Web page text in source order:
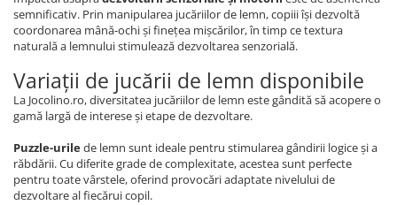
semnificativ. Prin manipularea jucăriilor de lemn, copiii își dezvoltă
coordonarea mână-ochi și finețea mișcărilor, în timp ce textura
naturală a lemnului stimulează dezvoltarea senzorială.
Variații de jucării de lemn disponibile
La Jocolino.ro, diversitatea jucăriilor de lemn este gândită să acopere o
gamă largă de interese și etape de dezvoltare.
Puzzle-urilede lemn sunt ideale pentru stimularea gândirii logice și a
răbdării. Cu diferite grade de complexitate, acestea sunt perfecte
pentru toate vârstele, oferind provocări adaptate nivelului de
dezvoltare al fiecărui copil.